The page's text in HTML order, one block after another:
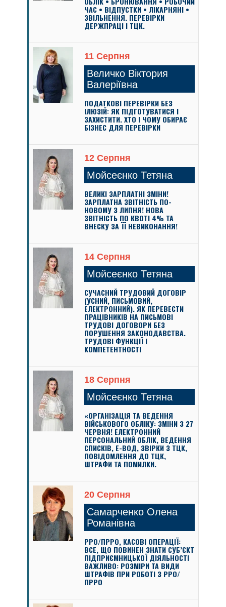
ЧАС • ВІДПУСТКИ • ЛІКАРНЯНІ •
ЗВІЛЬНЕННЯ. ПЕРЕВІРКИ
ДЕРЖПРАЦІ І ТЦК.
11 Серпня
Величко Віктория
Валеріївна
ПОДАТКОВІ ПЕРЕВІРКИ БЕЗ
ІЛЮЗІЙ: ЯК ПІДГОТУВАТИСЯ І
ЗАХИСТИТИ. ХТО І ЧОМУ ОБИРАЄ
БІЗНЕС ДЛЯ ПЕРЕВІРКИ
12 Серпня
Мойсеєнко Тетяна
ВЕЛИКІ ЗАРПЛАТНІ ЗМІНИ!
ЗАРПЛАТНА ЗВІТНІСТЬ ПО-
НОВОМУ З ЛИПНЯ! НОВА
ЗВІТНІСТЬ ПО КВОТІ 4% ТА
ВНЕСКУ ЗА ЇЇ НЕВИКОНАННЯ!
14 Серпня
Мойсеєнко Тетяна
СУЧАСНИЙ ТРУДОВИЙ ДОГОВІР
(УСНИЙ, ПИСЬМОВИЙ,
ЕЛЕКТРОННИЙ). ЯК ПЕРЕВЕСТИ
ПРАЦІВНИКІВ НА ПИСЬМОВІ
ТРУДОВІ ДОГОВОРИ БЕЗ
ПОРУШЕННЯ ЗАКОНОДАВСТВА.
ТРУДОВІ ФУНКЦІЇ І
КОМПЕТЕНТНОСТІ
18 Серпня
Мойсеєнко Тетяна
«ОРГАНІЗАЦІЯ ТА ВЕДЕННЯ
ВІЙСЬКОВОГО ОБЛІКУ: ЗМІНИ З 27
ЧЕРВНЯ! ЕЛЕКТРОННИЙ
ПЕРСОНАЛЬНИЙ ОБЛІК, ВЕДЕННЯ
СПИСКІВ, Е-ВОД, ЗВІРКИ З ТЦК,
ПОВІДОМЛЕННЯ ДО ТЦК,
ШТРАФИ ТА ПОМИЛКИ.
20 Серпня
Самарченко Олена
Романівна
РРО/ПРРО, КАСОВІ ОПЕРАЦІЇ:
ВСЕ, ЩО ПОВИНЕН ЗНАТИ СУБ’ЄКТ
ПІДПРИЄМНИЦЬКОЇ ДІЯЛЬНОСТІ
ВАЖЛИВО: РОЗМІРИ ТА ВИДИ
ШТРАФІВ ПРИ РОБОТІ З РРО/
ПРРО